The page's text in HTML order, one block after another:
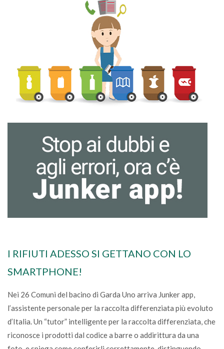
I RIFIUTI ADESSO SI GETTANO CON LO
SMARTPHONE!
Nei 26 Comuni del bacino di Garda Uno arriva Junker app,
l’assistente personale per la raccolta differenziata più evoluto
d’Italia. Un “tutor” intelligente per la raccolta differenziata, che
riconosce i prodotti dal codice a barre o addirittura da una